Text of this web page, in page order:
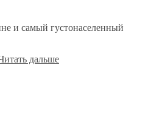
и самый густонаселенный
дальше